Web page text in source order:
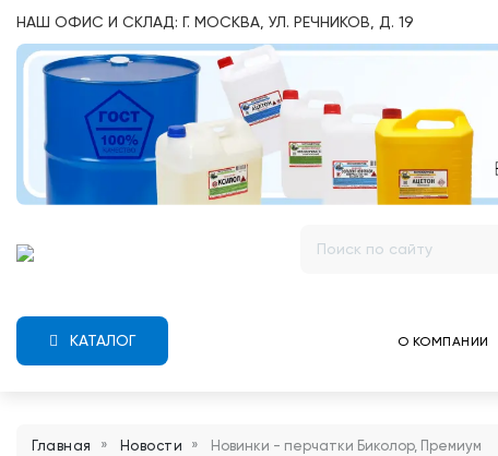
НАШ ОФИС И СКЛАД: Г. МОСКВА, УЛ. РЕЧНИКОВ, Д. 19
КАТАЛОГ О КОМПАНИИ
Главная Новости Новинки - перчатки Биколор, Премиум